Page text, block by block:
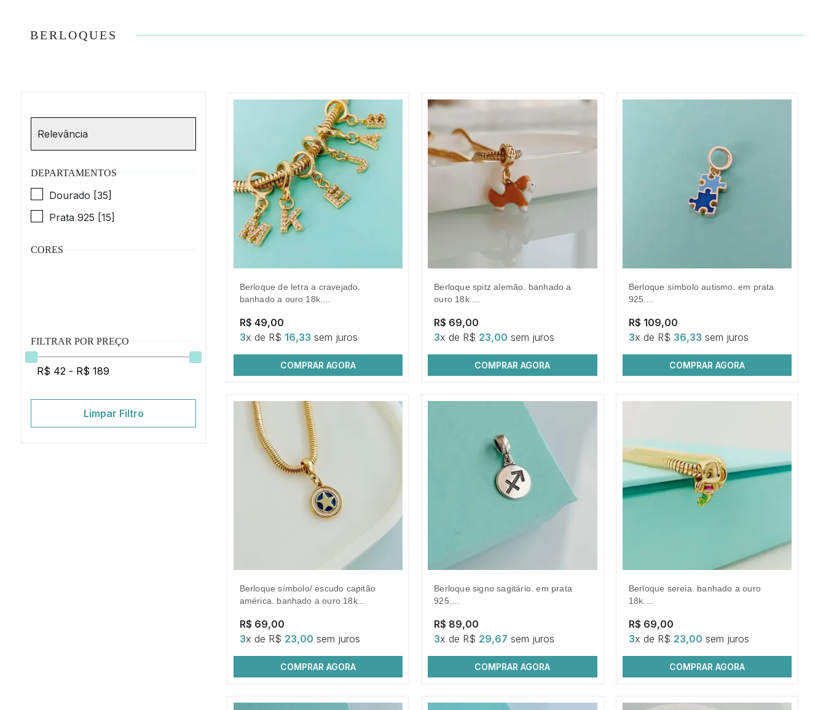
BERLOQUES
DEPARTAMENTOS
Dourado [35]
Prata 925 [15]
CORES
FILTRAR POR PREÇO
Limpar Filtro
berloque de letra a cravejado.
banhado a ouro 18k....
R$ 49,00
3x de R$ 16,33 sem juros
COMPRAR AGORA
berloque spitz alemão. banhado a
ouro 18k....
R$ 69,00
3x de R$ 23,00 sem juros
COMPRAR AGORA
berloque símbolo autismo. em prata
925....
R$ 109,00
3x de R$ 36,33 sem juros
COMPRAR AGORA
berloque símbolo/ escudo capitão
américa. banhado a ouro 18k...
R$ 69,00
3x de R$ 23,00 sem juros
COMPRAR AGORA
berloque signo sagitário. em prata
925....
R$ 89,00
3x de R$ 29,67 sem juros
COMPRAR AGORA
berloque sereia. banhado a ouro
18k....
R$ 69,00
3x de R$ 23,00 sem juros
COMPRAR AGORA